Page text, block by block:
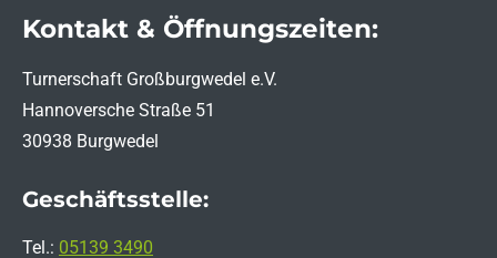
Kontakt & Öffnungszeiten:
Turnerschaft Großburgwedel e.V.
Hannoversche Straße 51
30938 Burgwedel
Geschäftsstelle:
Tel.: 05139 3490